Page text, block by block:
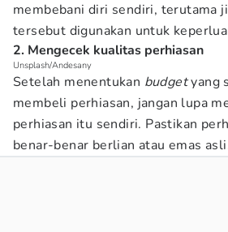
membebani diri sendiri, terutama
tersebut digunakan untuk
2. Mengecek kualitas perhiasan
Unsplash/Andesany
Setelah menentukan budgetyang
membeli perhiasan, jangan lupa
perhiasan itu sendiri. Pastikan
benar-benar berlian atau emas